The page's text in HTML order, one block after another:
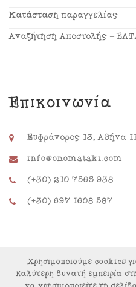
Κατάσταση παραγγελίας
Αναζήτηση Αποστολής –
Επικοινωνία
Ευφράνορος 13, Αθήνα
info@onomataki.com
(+30) 210 7565 938
(+30) 697 1608 587
Χρησιμοποιούμε cookies
καλύτερη δυνατή εμπειρία